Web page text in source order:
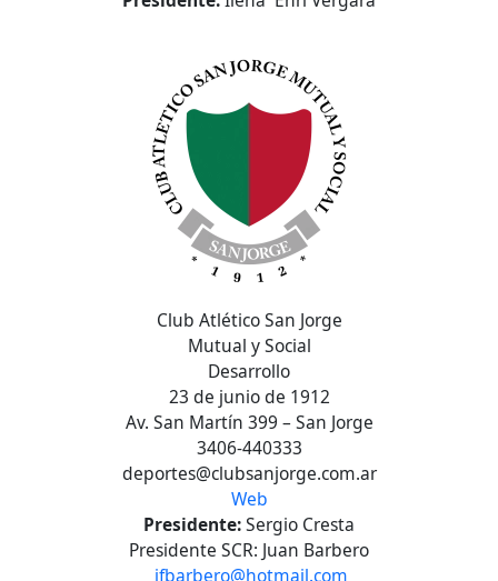
Club Atlético San Jorge
Mutual y Social
Desarrollo
23 de junio de 1912
Av. San Martín 399 – San Jorge
3406-440333
deportes@clubsanjorge.com.ar
Web
Presidente:Sergio Cresta
Presidente SCR: Juan Barbero
jfbarbero@hotmail.com